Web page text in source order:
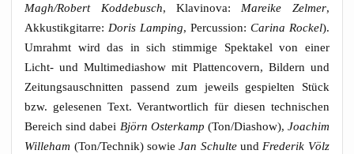
Magh/Robert Kod­de­busch, Kla­vi­no­va: Marei­ke Zel­mer,
Akku­s­tik­gi­tar­re: Doris Lam­ping, Per­cus­sion: Cari­na Rockel).
Umrahmt wird das in sich stim­mi­ge Spek­ta­kel von einer
Licht- und Mul­ti­me­dia­show mit Plat­ten­co­vern, Bil­dern und
Zei­tungs­au­schnit­ten pas­send zum jeweils gespiel­ten Stück
bzw. gele­se­nen Text. Ver­ant­wort­lich für die­sen tech­ni­schen
Bereich sind dabei Björn Oster­kamp (Ton/Diashow), Joa­chim
Wil­le­ham (Ton/Technik) sowieJan Schul­teund Fre­de­rik Völz